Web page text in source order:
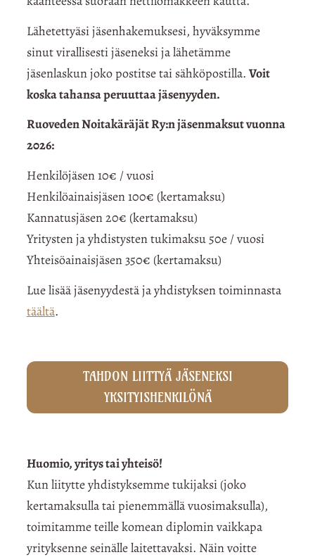
Lähetettyäsi jäsenhakemuksesi, hyväksymme
sinut virallisesti jäseneksi ja lähetämme
jäsenlaskun joko postitse tai sähköpostilla. Voit
koska tahansa peruuttaa jäsenyyden.
Ruoveden Noitakäräjät Ry:n jäsenmaksut vuonna
2026:
Henkilöjäsen 10€ / vuosi
Henkilöainaisjäsen 100€ (kertamaksu)
Kannatusjäsen 20€ (kertamaksu)
Yritysten ja yhdistysten tukimaksu 50e / vuosi
Yhteisöainaisjäsen 350€ (kertamaksu)
Lue lisää jäsenyydestä ja yhdistyksen toiminnasta
täältä.
TAHDON LIITTYÄ JÄSENEKSI
YKSITYISHENKILÖNÄ
Huomio, yritys tai yhteisö!
Kun liitytte yhdistyksemme tukijaksi (joko
kertamaksulla tai pienemmällä vuosimaksulla),
toimitamme teille komean diplomin vaikkapa
yrityksenne seinälle laitettavaksi. Näin voitte